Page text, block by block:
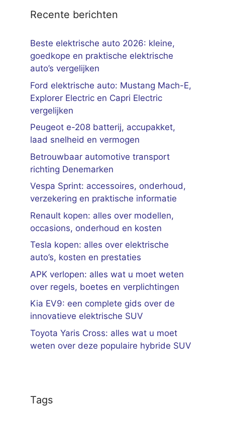
Recente berichten
Beste elektrische auto 2026: kleine,
goedkope en praktische elektrische
auto’s vergelijken
Ford elektrische auto: Mustang Mach-E,
Explorer Electric en Capri Electric
vergelijken
Peugeot e-208 batterij, accupakket,
laad snelheid en vermogen
Betrouwbaar automotive transport
richting Denemarken
Vespa Sprint: accessoires, onderhoud,
verzekering en praktische informatie
Renault kopen: alles over modellen,
occasions, onderhoud en kosten
Tesla kopen: alles over elektrische
auto’s, kosten en prestaties
APK verlopen: alles wat u moet weten
over regels, boetes en verplichtingen
Kia EV9: een complete gids over de
innovatieve elektrische SUV
Toyota Yaris Cross: alles wat u moet
weten over deze populaire hybride SUV
Tags